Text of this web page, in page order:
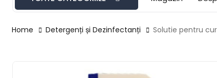
Home Detergenți și Dezinfectanți Solutie pentru